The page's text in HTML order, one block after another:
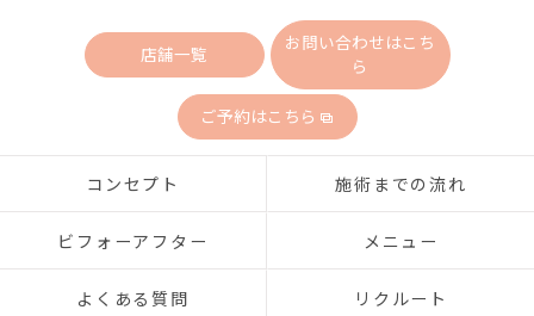
店舗一覧
お問い合わせはこち
ら
ご予約はこちら
コンセプト 施術までの流れ
ビフォーアフター メニュー
よくある質問 リクルート